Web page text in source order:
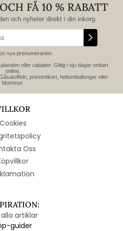
FÅ 10 % RABATT
och nyheter direkt i din inkorg.
nya prenumeranter.
eller rabatter. Giltig i sju dagar enbart
online.
presentkort, heliumballonger eller
blommor.
Cookies
Oss
alla artiklar
guider